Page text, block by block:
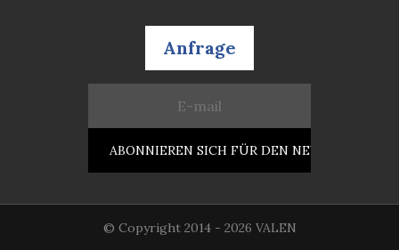
Anfrage
© Copyright 2014 - 2026 VALEN